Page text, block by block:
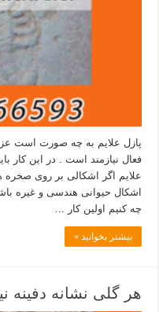
پازل علایم به چه صورت است
فعال نیازمند است . در این کار
علایم اگر اشکالی بر روی
اشکال حیوانی هندسی و غیره
چه کنیم اولین کار …
بیشتر بخوانید »
هر گلی نشانه دفینه